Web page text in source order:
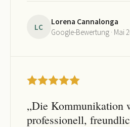
LC
Lorena Cannalonga
Google-Bewertung · Mai
„Die Kommunikation
professionell,